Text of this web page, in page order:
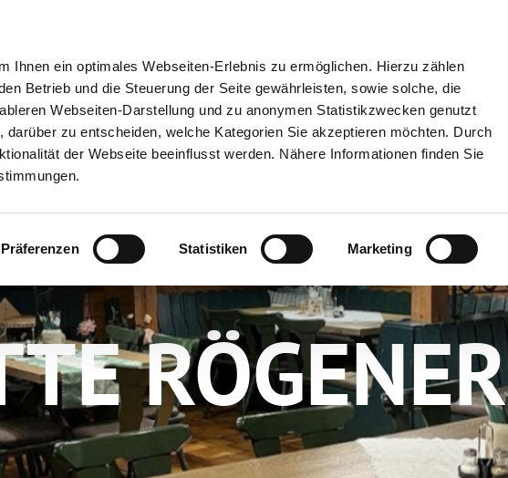
Ihnen ein optimales Webseiten-Erlebnis zu ermöglichen. Hierzu zählen
Betrieb und die Steuerung der Seite gewährleisten, sowie solche, die
Webseiten-Darstellung und zu anonymen Statistikzwecken genutzt
darüber zu entscheiden, welche Kategorien Sie akzeptieren möchten. Durch
der Webseite beeinflusst werden. Nähere Informationen finden Sie
Präferenzen Statistiken Marketing
RÖGENER